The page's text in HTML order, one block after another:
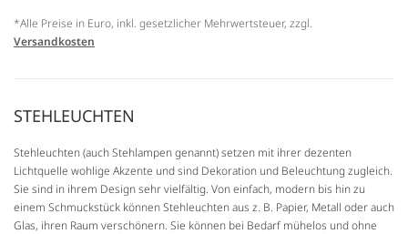
*Alle Preise in Euro, inkl. gesetzlicher Mehrwertsteuer, zzgl.
Versandkosten
STEHLEUCHTEN
Stehleuchten (auch Stehlampen genannt) setzen mit ihrer dezenten
Lichtquelle wohlige Akzente und sind Dekoration und Beleuchtung zugleich.
Sie sind in ihrem Design sehr vielfältig. Von einfach, modern bis hin zu
einem Schmuckstück können Stehleuchten aus z. B. Papier, Metall oder auch
Glas, ihren Raum verschönern. Sie können bei Bedarf mühelos und ohne